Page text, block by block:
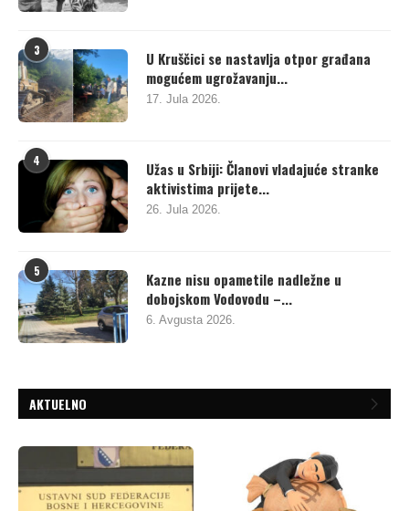
3
U Kruščici se nastavlja otpor građana
mogućem ugrožavanju...
17. Jula 2026.
4
Užas u Srbiji: Članovi vladajuće stranke
aktivistima prijete...
26. Jula 2026.
5
Kazne nisu opametile nadležne u
dobojskom Vodovodu –...
6. Avgusta 2026.
AKTUELNO